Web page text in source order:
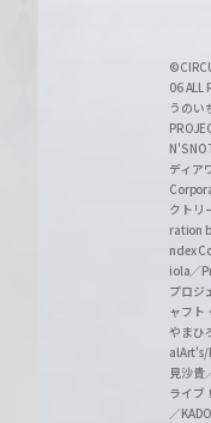
c
h
w
a
r
z
06 ALL
うのい
N'S
ディア
クトリ
ration
ndex
iola／
プロジ
ャフト
やまひ
alArt's/
見沙貴
ライブ
／